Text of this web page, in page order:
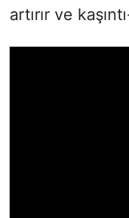
artırır ve